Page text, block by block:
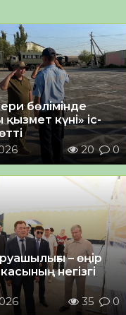
бөлімінде
қызмет күні» іс-
20 0
– өңір
негізгі
35 0